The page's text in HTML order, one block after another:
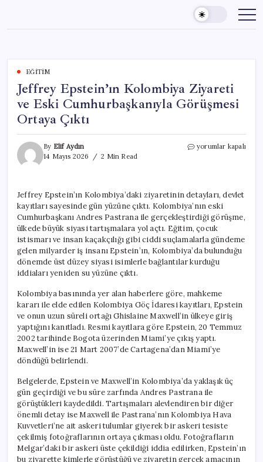
content
EĞITIM
Jeffrey Epstein’ın Kolombiya Ziyareti
ve Eski Cumhurbaşkanıyla Görüşmesi
Ortaya Çıktı
By Elif Aydın
14 Mayıs 2026
2 Min Read
Jeffrey
Eski
Cumhurbaşkanıyla
Görüşmesi
Ortaya
Çıktı
için
yorumlar kapalı
Jeffrey Epstein’ın Kolombiya’daki ziyaretinin detayları, devlet
kayıtları sayesinde gün yüzüne çıktı. Kolombiya’nın eski
Cumhurbaşkanı Andres Pastrana ile gerçekleştirdiği görüşme,
ülkede büyük siyasi tartışmalara yol açtı. Eğitim, çocuk
istismarı ve insan kaçakçılığı gibi ciddi suçlamalarla gündeme
gelen milyarder iş insanı Epstein’ın, Kolombiya’da bulunduğu
dönemde üst düzey siyasi isimlerle bağlantılar kurduğu
iddiaları yeniden su yüzüne çıktı.
Kolombiya basınında yer alan haberlere göre, mahkeme
kararı ile elde edilen Kolombiya Göç İdaresi kayıtları, Epstein
ve onun uzun süreli ortağı Ghislaine Maxwell’in ülkeye giriş
yaptığını kanıtladı. Resmi kayıtlara göre Epstein, 20 Temmuz
2002 tarihinde Bogota üzerinden Miami’ye çıkış yaptı.
Maxwell’in ise 21 Mart 2007’de Cartagena’dan Miami’ye
döndüğü belirlendi.
Belgelerde, Epstein ve Maxwell’in Kolombiya’da yaklaşık üç
gün geçirdiği ve bu süre zarfında Andres Pastrana ile
görüştükleri kaydedildi. Tartışmaları alevlendiren bir diğer
önemli detay ise Maxwell ile Pastrana’nın Kolombiya Hava
Kuvvetleri’ne ait askeri tulumlar giyerek bir askeri tesiste
çekilmiş fotoğraflarının ortaya çıkması oldu. Fotoğrafların
Melgar’daki bir askeri üste çekildiği iddia edilirken, Epstein’ın
bu ziyarette kimlerle görüştüğü ve ziyaretin gerçek amacının